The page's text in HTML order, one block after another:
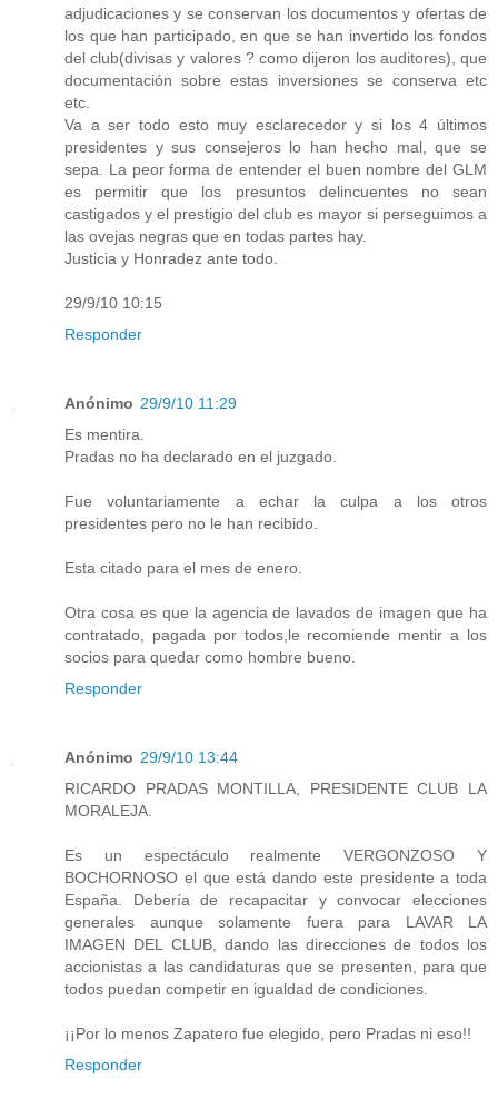
adjudicaciones y se conservan los documentos y ofertas de
los que han participado, en que se han invertido los fondos
del club(divisas y valores ? como dijeron los auditores), que
documentación sobre estas inversiones se conserva etc
etc.
Va a ser todo esto muy esclarecedor y si los 4 últimos
presidentes y sus consejeros lo han hecho mal, que se
sepa. La peor forma de entender el buen nombre del GLM
es permitir que los presuntos delincuentes no sean
castigados y el prestigio del club es mayor si perseguimos a
las ovejas negras que en todas partes hay.
Justicia y Honradez ante todo.
29/9/10 10:15
Responder
Anónimo 29/9/10 11:29
Es mentira.
Pradas no ha declarado en el juzgado.
Fue voluntariamente a echar la culpa a los otros
presidentes pero no le han recibido.
Esta citado para el mes de enero.
Otra cosa es que la agencia de lavados de imagen que ha
contratado, pagada por todos,le recomiende mentir a los
socios para quedar como hombre bueno.
Responder
Anónimo 29/9/10 13:44
RICARDO PRADAS MONTILLA, PRESIDENTE CLUB LA
MORALEJA.
Es un espectáculo realmente VERGONZOSO Y
BOCHORNOSO el que está dando este presidente a toda
España. Debería de recapacitar y convocar elecciones
generales aunque solamente fuera para LAVAR LA
IMAGEN DEL CLUB, dando las direcciones de todos los
accionistas a las candidaturas que se presenten, para que
todos puedan competir en igualdad de condiciones.
¡¡Por lo menos Zapatero fue elegido, pero Pradas ni eso!!
Responder